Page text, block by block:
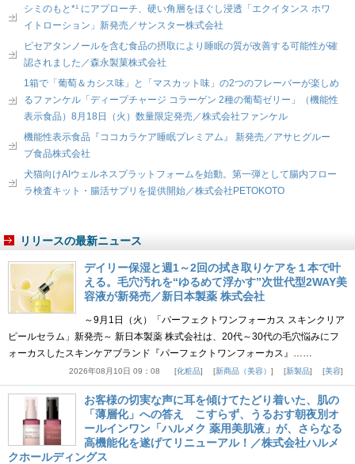
シミのもと*¹ にアプローチ、硬い角層をほぐし浸透「エクイタンス ホワ
イトローション」新発売／サンスター株式会社
ピセアタンノールを含む食品の摂取により睡眠の質が改善する可能性が確
認されました／森永製菓株式会社
1箱で「葡萄＆カシス味」と「マスカット味」の2つのフレーバーが楽しめ
るファンケル「ディープチャージ コラーゲン 2種の葡萄ゼリー」（機能性
表示食品）8月18日（火）数量限定発売／株式会社ファンケル
機能性表示食品『ココカラケア睡眠プレミアム』 新発売／アサヒグルー
プ食品株式会社
犬猫向けAIウェルネスプラットフォームを始動。第一弾として腸内フロー
ラ検査キット・腸活サプリを提供開始／株式会社PETOKOTO
リリースの最新ニュース
デイリー保湿と週1～2回の拭き取りケアを１本で叶
える。毛穴汚れを“ゆるめて浮かす”次世代型2WAY美
容液が新発売／新日本製薬 株式会社
～9月1日（火）「パーフェクトワンフォーカス スキンクリア
ピールセラム」新発売～ 新日本製薬 株式会社は、20代～30代の毛穴悩みにフ
ォーカスしたスキンケアブランド『パーフェクトワンフォーカス』……
2026年08月10日 09：08 化粧品 新商品（美容） 新製品 美容
お客様の切実な声に耳を傾けてたどり着いた、肌の
「薄層化」への答え こすらず、うるおす朝夜別オ
ールインワン「ハルメク 薬用美肌液」が、さらなる
高機能化を遂げてリニューアル！／株式会社ハルメ
クホールディングス